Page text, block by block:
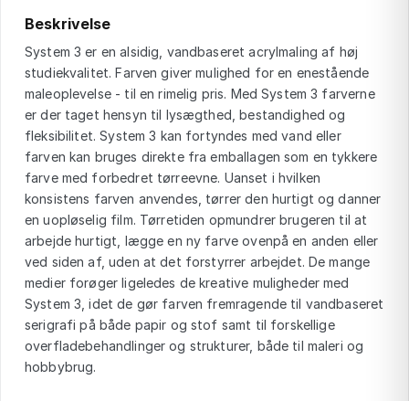
Beskrivelse
System 3 er en alsidig, vandbaseret acrylmaling af høj
studiekvalitet. Farven giver mulighed for en enestående
maleoplevelse - til en rimelig pris. Med System 3 farverne
er der taget hensyn til lysægthed, bestandighed og
fleksibilitet. System 3 kan fortyndes med vand eller
farven kan bruges direkte fra emballagen som en tykkere
farve med forbedret tørreevne. Uanset i hvilken
konsistens farven anvendes, tørrer den hurtigt og danner
en uopløselig film. Tørretiden opmundrer brugeren til at
arbejde hurtigt, lægge en ny farve ovenpå en anden eller
ved siden af, uden at det forstyrrer arbejdet. De mange
medier forøger ligeledes de kreative muligheder med
System 3, idet de gør farven fremragende til vandbaseret
serigrafi på både papir og stof samt til forskellige
overfladebehandlinger og strukturer, både til maleri og
hobbybrug.